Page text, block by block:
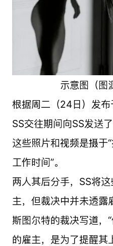
示意图（图
根据周二（24日）发
SS交往期间向SS发送
这些照片和视频是摄于
工作时间”。
两人其后分手，SS将
主，但裁决中并未透露
斯图尔特的裁决写道，
的雇主，是为了提醒其